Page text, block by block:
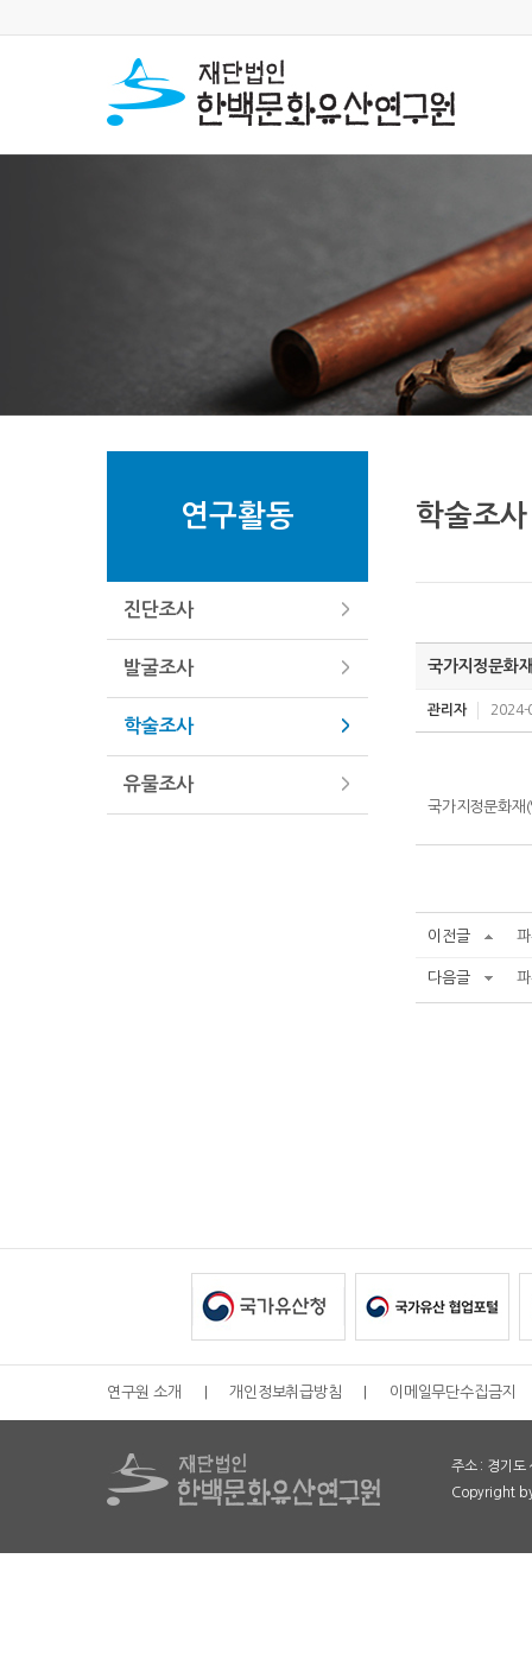
연구활동
진단조사
발굴조사
학술조사
유물조사
학술조사
국가지정문화
관리자 2024-
국가지정문화재
이전글
다음글
연구원 소개 개인정보취급방침 이메일무단수집금지
주소 : 경기
Copyright